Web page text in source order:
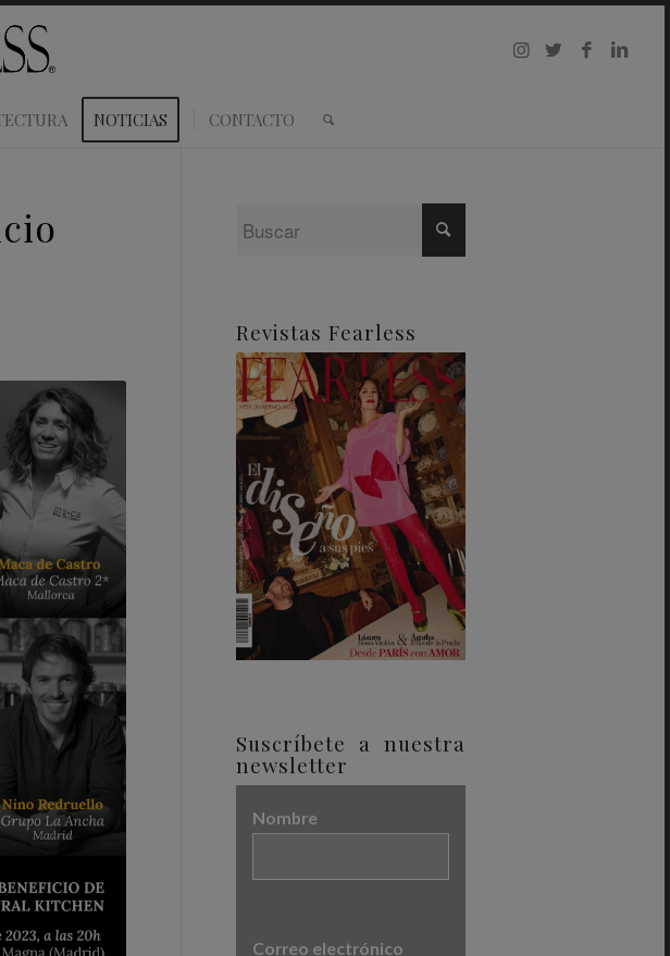
NOTICIAS CONTACTO
Revistas Fearless
Suscríbete a nuestra
newsletter
Nombre
Correo electrónico